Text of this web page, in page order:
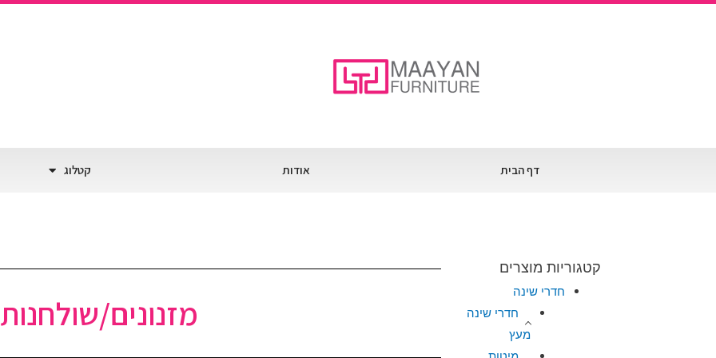
דף הבית אודות קטלוג
קטגוריות מוצרים
חדרי שינה
חדרי שינה
מעץ
מזנונים/שולחנות